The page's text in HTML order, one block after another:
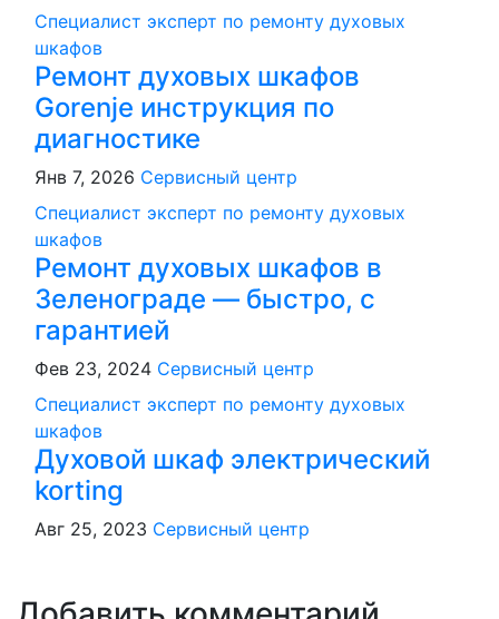
Специалист эксперт по ремонту духовых
шкафов
Ремонт духовых шкафов
Gorenje инструкция по
диагностике
Янв 7, 2026 Сервисный центр
Специалист эксперт по ремонту духовых
шкафов
Ремонт духовых шкафов в
Зеленограде — быстро, с
гарантией
Фев 23, 2024 Сервисный центр
Специалист эксперт по ремонту духовых
шкафов
Духовой шкаф электрический
korting
Авг 25, 2023 Сервисный центр